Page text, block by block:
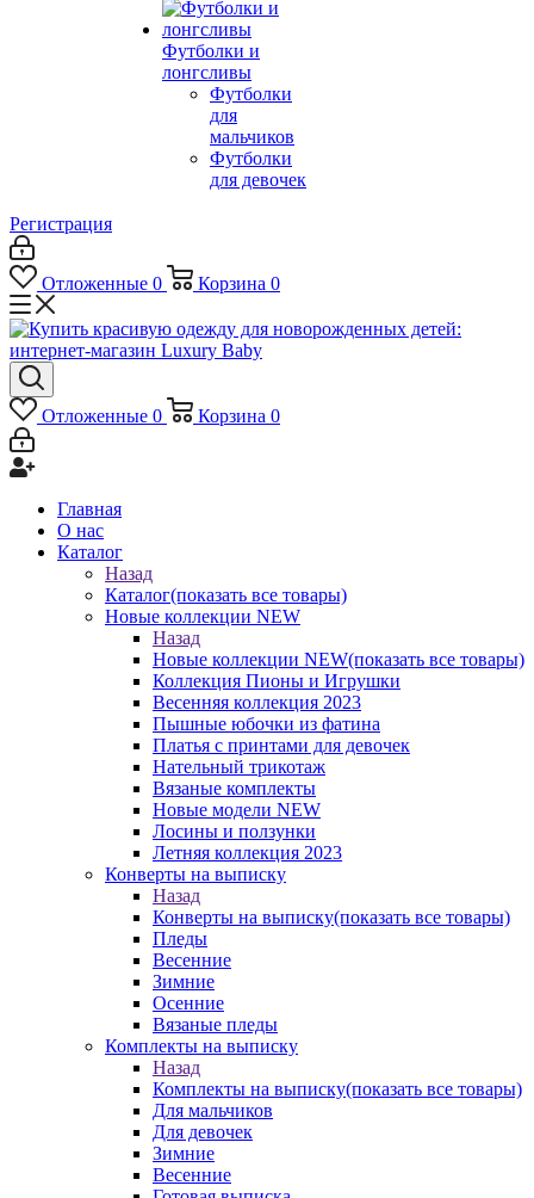
Футболки и
лонгсливы
Футболки
для
мальчиков
Футболки
для девочек
Регистрация
Отложенные 0 Корзина 0
Отложенные 0 Корзина 0
Главная
О нас
Каталог
Назад
Каталог(показать все товары)
Новые коллекции NEW
Назад
Новые коллекции NEW(показать все товары)
Коллекция Пионы и Игрушки
Весенняя коллекция 2023
Пышные юбочки из фатина
Платья с принтами для девочек
Нательный трикотаж
Вязаные комплекты
Новые модели NEW
Лосины и ползунки
Летняя коллекция 2023
Конверты на выписку
Назад
Конверты на выписку(показать все товары)
Пледы
Весенние
Зимние
Осенние
Вязаные пледы
Комплекты на выписку
Назад
Комплекты на выписку(показать все товары)
Для мальчиков
Для девочек
Зимние
Весенние